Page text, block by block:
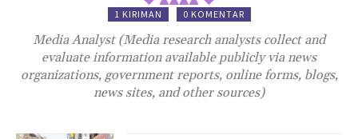
1 KIRIMAN 0 KOMENTAR
Media Analyst (Media research analysts collect and
evaluate information available publicly via news
organizations, government reports, online forms, blogs,
news sites, and other sources)